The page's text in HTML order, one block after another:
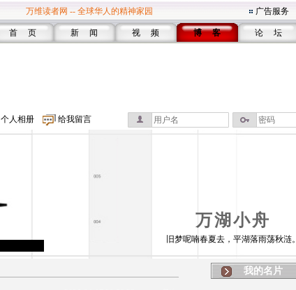
万维读者网 -- 全球华人的精神家园 广告服务
首 页 新 闻 视 频 博 客 论 坛
个人相册 给我留言
万湖小舟
旧梦呢喃春夏去，平湖落雨荡秋涟。
我的名片